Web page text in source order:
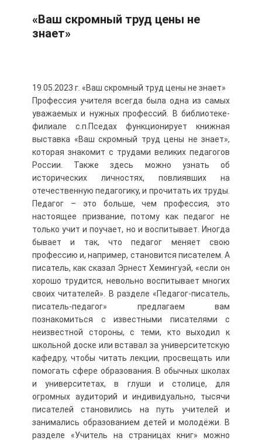
«Ваш скромный труд цены не
знает»
19.05.2023 г. «Ваш скромный труд цены не знает»
Профессия учителя всегда была одна из самых
уважаемых и нужных профессий. В библиотеке-
филиале с.п.Пседах функционирует книжная
выставка «Ваш скромный труд цены не знает»,
которая знакомит с трудами великих педагогов
России. Также здесь можно узнать об
исторических личностях, повлиявших на
отечественную педагогику, и прочитать их труды.
Педагог – это больше, чем профессия, это
настоящее призвание, потому как педагог не
только учит и поучает, но и воспитывает. Иногда
бывает и так, что педагог меняет свою
профессию и, например, становится писателем. А
писатель, как сказал Эрнест Хемингуэй, «если он
хорошо трудится, невольно воспитывает многих
своих читателей». В разделе «Педагог-писатель,
писатель-педагог» предлагаем вам
познакомиться с известными писателями с
неизвестной стороны, с теми, кто выходил к
школьной доске или вставал за университетскую
кафедру, чтобы читать лекции, просвещать или
помогать сфере образования. В обычных школах
и университетах, в глуши и столице, для
огромных аудиторий и индивидуально, тысячи
писателей становились на путь учителей и
занимались образованием детей и молодёжи. В
разделе «Учитель на страницах книг» можно